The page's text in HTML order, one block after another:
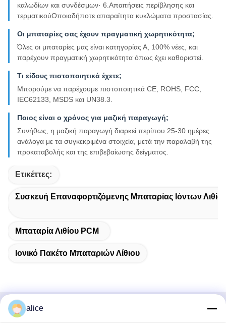
καλωδίων και συνδέσμων· 6.Απαιτήσεις περίβλησης και
τερματικούΟποιαδήποτε απαραίτητα κυκλώματα προστασίας.
Οι μπαταρίες σας έχουν πραγματική χωρητικότητα;
Όλες οι μπαταρίες μας είναι κατηγορίας Α, 100% νέες, και
παρέχουν πραγματική χωρητικότητα όπως έχει καθοριστεί.
Τι είδους πιστοποιητικά έχετε;
Μπορούμε να παρέχουμε πιστοποιητικά CE, ROHS, FCC,
IEC62133, MSDS και UN38.3.
Ποιος είναι ο χρόνος για μαζική παραγωγή;
Συνήθως, η μαζική παραγωγή διαρκεί περίπου 25-30 ημέρες
ανάλογα με τα συγκεκριμένα στοιχεία, μετά την παραλαβή της
προκαταβολής και της επιβεβαίωσης δείγματος.
Ετικέττες:
Συσκευή Επαναφορτιζόμενης Μπαταρίας Ιόντων
Μπαταρία Λιθίου PCM
Ιονικό Πακέτο Μπαταριών Λίθιου
Γρήγορη επαφή
alice